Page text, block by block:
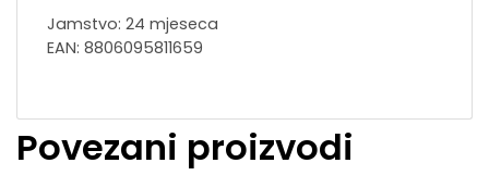
Jamstvo: 24 mjeseca
EAN: 8806095811659
Povezani proizvodi